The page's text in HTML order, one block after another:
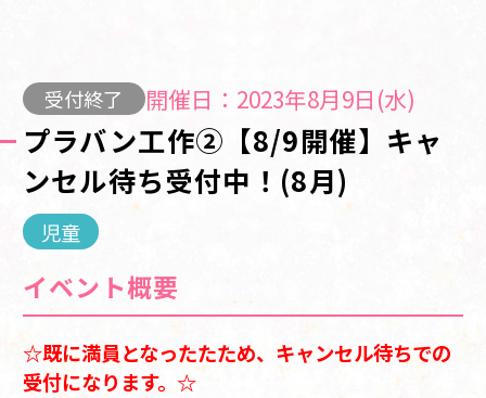
受付終了 開催日：2023年8月9日(水)
プラバン工作②【8/9開催】キャ
ンセル待ち受付中！(8月)
児童
イベント概要
☆既に満員となったたため、キャンセル待ちでの
受付になります。☆